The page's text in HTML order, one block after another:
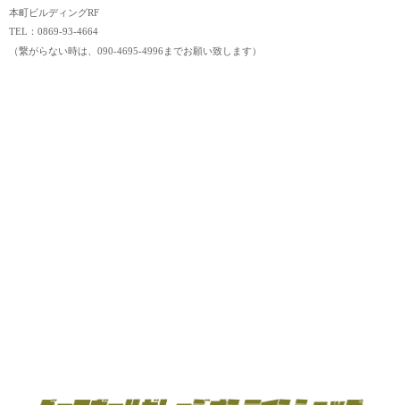
本町ビルディングRF
TEL：0869-93-4664
（繋がらない時は、090-4695-4996までお願い致します）